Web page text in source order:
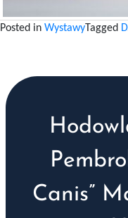
Posted in WystawyTagged
Canis”